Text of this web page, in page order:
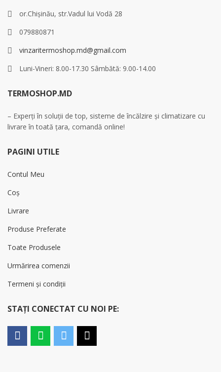
or.Chișinău, str.Vadul lui Vodă 28
079880871
vinzaritermoshop.md@gmail.com
Luni-Vineri: 8.00-17.30 Sâmbătă: 9.00-14.00
TERMOSHOP.MD
– Experți în soluții de top, sisteme de încălzire și climatizare cu
livrare în toată țara, comandă online!
PAGINI UTILE
Contul Meu
Coș
Livrare
Produse Preferate
Toate Produsele
Urmărirea comenzii
Termeni și condiții
STAȚI CONECTAT CU NOI PE: